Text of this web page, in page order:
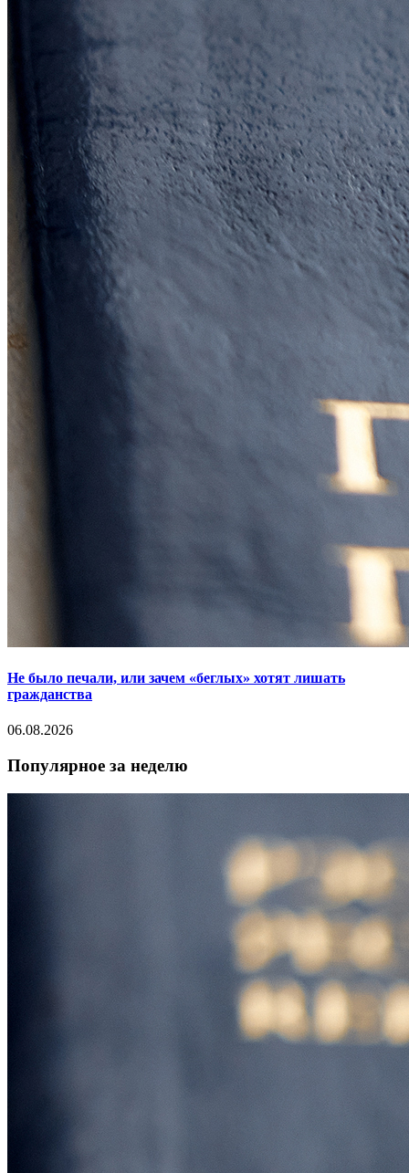
Не было печали, или зачем «беглых» хотят лишать
гражданства
06.08.2026
Популярное за неделю